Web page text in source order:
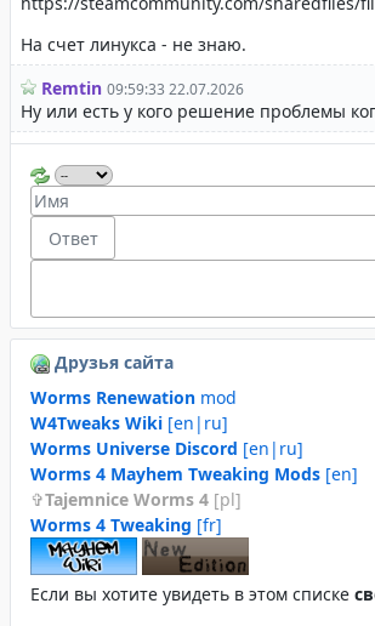
Друзья сайта
Worms Renewation mod
W4Tweaks Wiki [en|ru]
Worms Universe Discord [en|ru]
Worms 4 Mayhem Tweaking Mods [en]
Tajemnice Worms 4 [pl]
Worms 4 Tweaking [fr]
Если вы хотите увидеть в этом спиcке